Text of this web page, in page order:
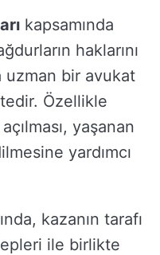
kapsamında
haklarını
uzman bir avukat
Özellikle
açılması, yaşanan
yardımcı
kazanın tarafı
ile birlikte